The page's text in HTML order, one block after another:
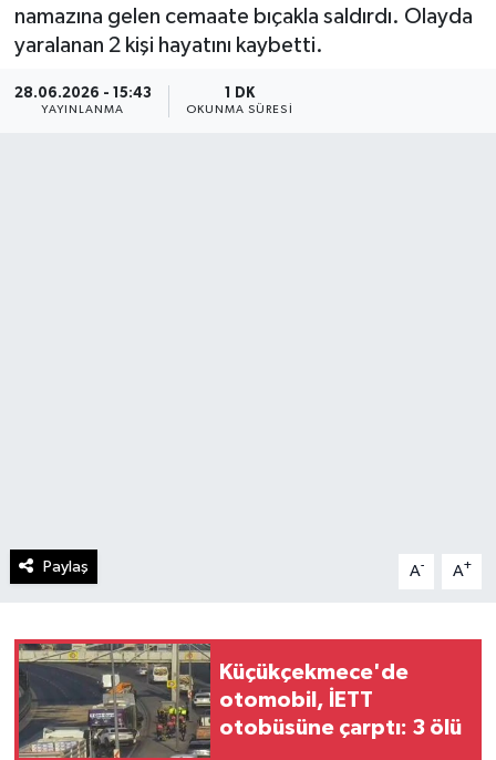
namazına gelen cemaate bıçakla saldırdı. Olayda
yaralanan 2 kişi hayatını kaybetti.
28.06.2026 - 15:43
YAYINLANMA
1 DK
OKUNMA SÜRESI
Paylaş A- A+
Küçükçekmece'de
otomobil, İETT
otobüsüne çarptı: 3 ölü
Haber Arşivi